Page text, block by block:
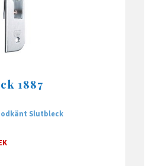
1887
Slutbleck